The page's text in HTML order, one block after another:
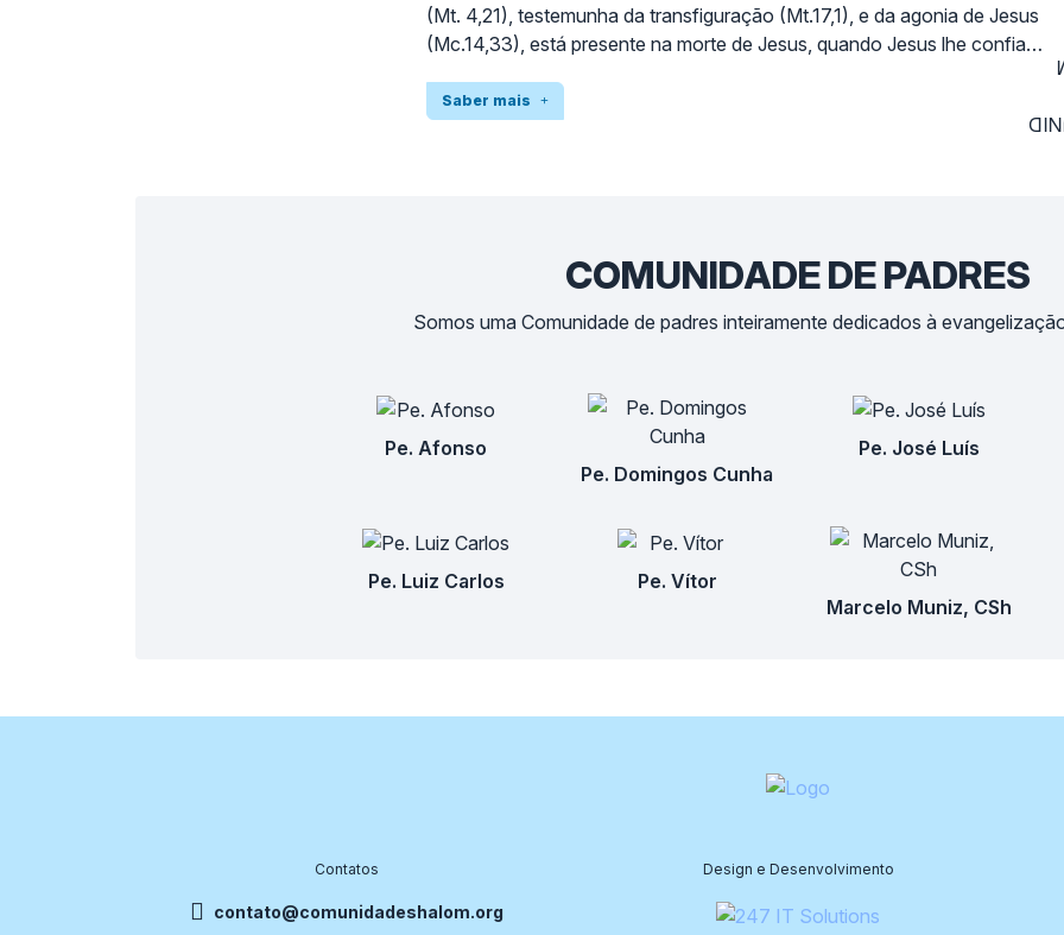
(Mt. 4,21), testemunha da transfiguração (Mt.17,1), e da agonia de Jesus
(Mc.14,33), está presente na morte de Jesus, quando Jesus lhe confia
ressurreição (Jo.20,1-9), dá-nos a mais sublime definição de Deus “Deus
Cartas e o Apocalipse. João fala para nós:
Saber mais
COMUNIDADE DE PADRES
Somos uma Comunidade de padres inteiramente dedicados à
Pe. Afonso
Pe. Domingos Cunha
Pe. José Luís
Pe. Luiz Carlos
Pe. Vítor
Marcelo Muniz, CSh
Contatos
contato@comunidadeshalom.org
Design e Desenvolvimento